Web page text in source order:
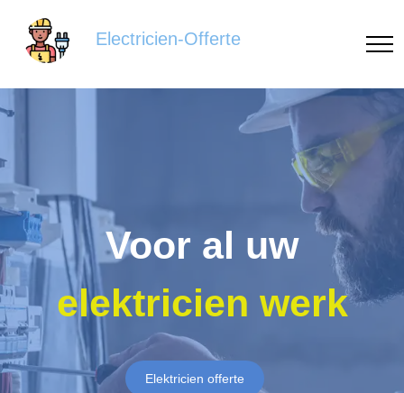
Electricien-Offerte
Voor al uw
elektricien werk
Elektricien offerte